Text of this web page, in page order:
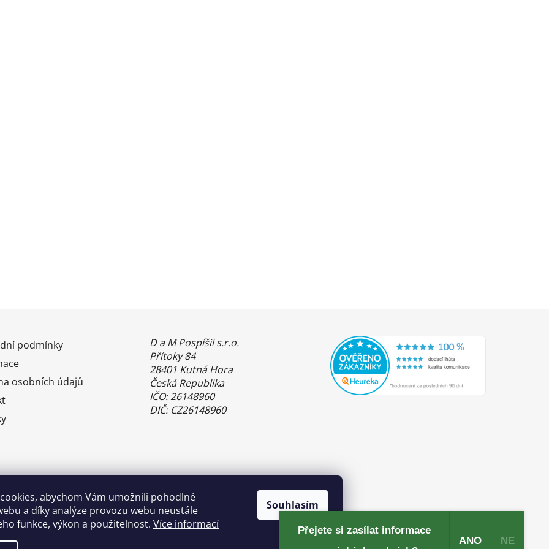
abychom Vám umožnili pohodlné
a díky analýze provozu webu neustále
funkce, výkon a použitelnost. Více informací
Souhlasím
podmínky
osobních údajů
D a M Pospíšil s.r.o.
Přítoky 84
28401 Kutná Hora
Česká Republika
IČO: 26148960
DIČ: CZ26148960
Benefity Pluxee - Sodexo
Přejete si zasílat informace
ANO NE